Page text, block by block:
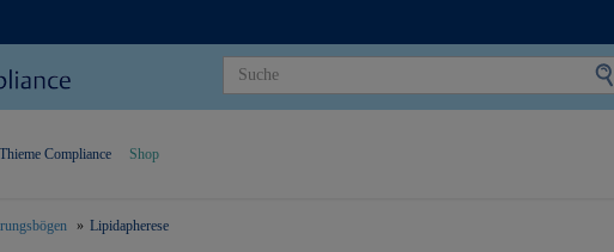
Compliance Shop
Lipidapherese